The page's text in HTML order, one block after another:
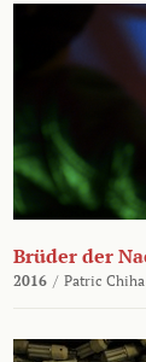
Brüder der
2016 / Patric Chiha